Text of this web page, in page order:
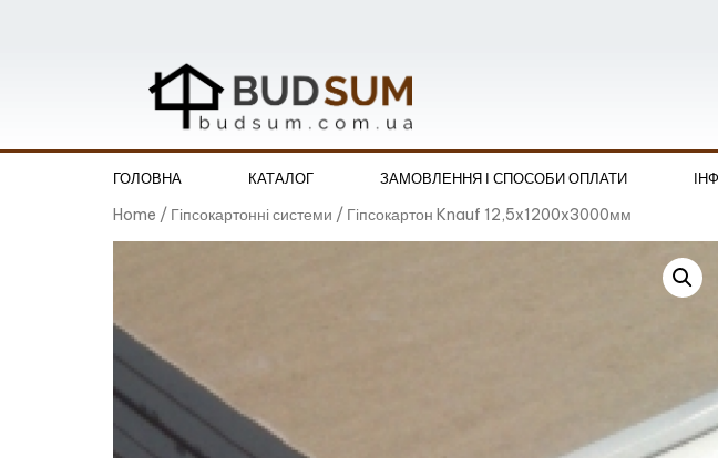
ГОЛОВНА КАТАЛОГ ЗАМОВЛЕННЯ І СПОСОБИ ОПЛАТИ
Home / Гіпсокартонні системи / Гіпсокартон Knauf 12,5x1200x3000мм